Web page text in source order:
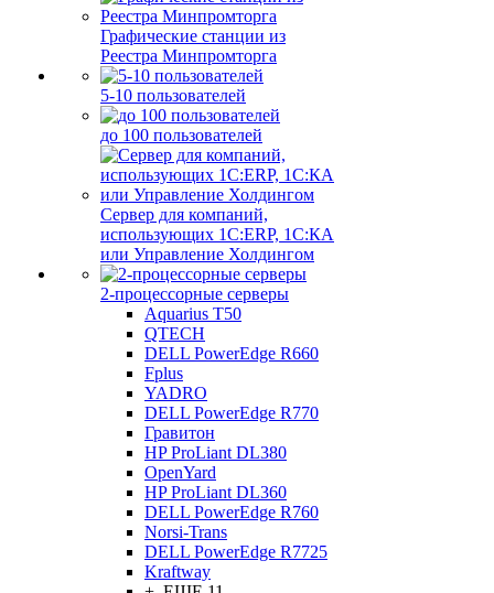
Графические станции из
Реестра Минпромторга
5-10 пользователей
до 100 пользователей
Сервер для компаний,
использующих 1C:ERP, 1С:КА
или Управление Холдингом
2-процессорные серверы
Aquarius T50
QTECH
DELL PowerEdge R660
Fplus
YADRO
DELL PowerEdge R770
Гравитон
HP ProLiant DL380
OpenYard
HP ProLiant DL360
DELL PowerEdge R760
Norsi-Trans
DELL PowerEdge R7725
Kraftway